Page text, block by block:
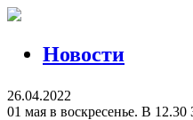
Новости
26.04.2022
01 мая в воскресенье. В